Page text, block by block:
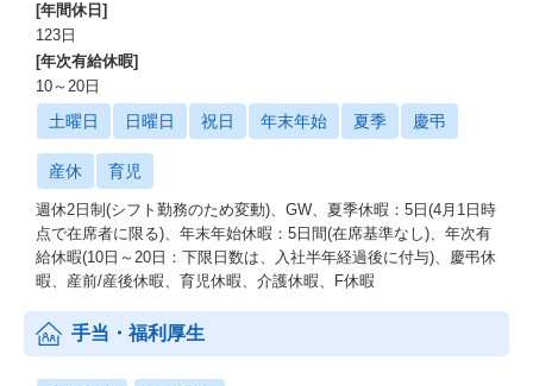
[年間休日]
123日
[年次有給休暇]
10～20日
土曜日 日曜日 祝日 年末年始 夏季 慶弔
産休 育児
週休2日制(シフト勤務のため変動)、GW、夏季休暇：5日(4月1日時
点で在席者に限る)、年末年始休暇：5日間(在席基準なし)、年次有
給休暇(10日～20日：下限日数は、入社半年経過後に付与)、慶弔休
暇、産前/産後休暇、育児休暇、介護休暇、F休暇
手当・福利厚生